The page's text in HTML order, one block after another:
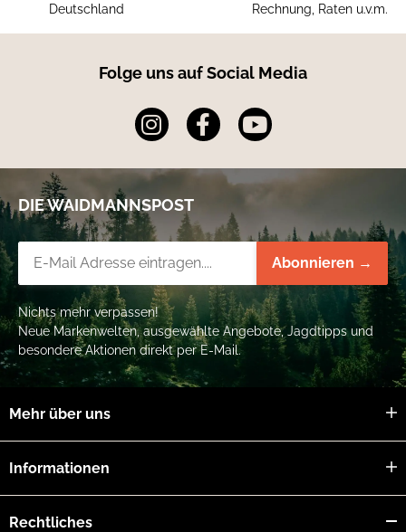
Deutschland
Rechnung, Raten u.v.m.
Folge uns auf Social Media
DIE WAIDMANNSPOST
Abonnieren →
Nichts mehr verpassen!
Neue Markenwelten, ausgewählte Angebote, Jagdtipps und
besondere Aktionen direkt per E-Mail.
Mehr über uns
Informationen
Rechtliches